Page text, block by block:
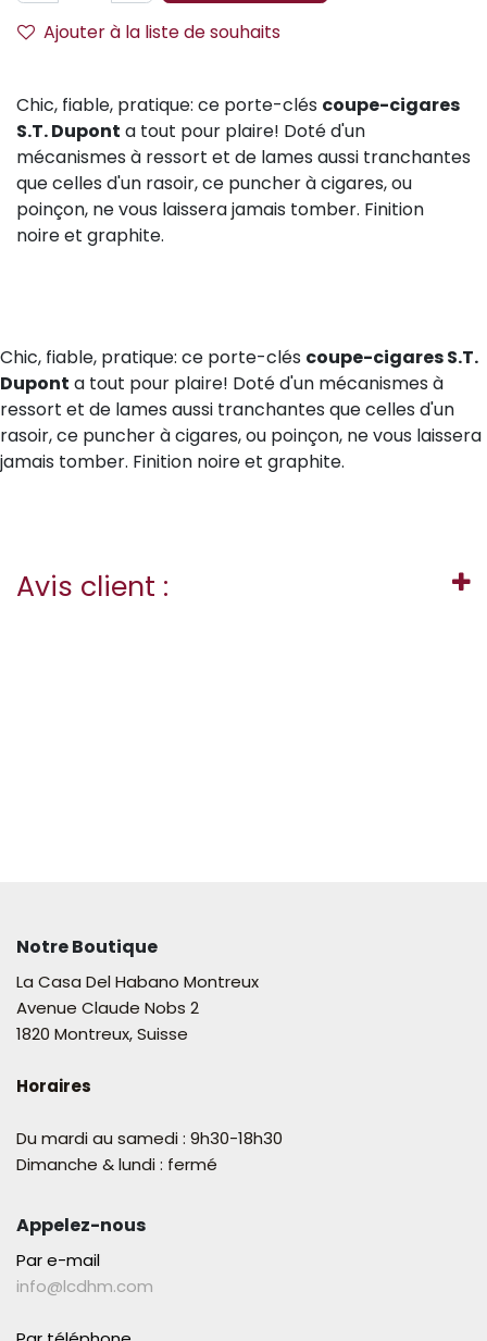
Ajouter à la liste de souhaits
Chic, fiable, pratique: ce porte-clés coupe-cigares
S.T. Dupont a tout pour plaire! Doté d'un
mécanismes à ressort et de lames aussi tranchantes
que celles d'un rasoir, ce puncher à cigares, ou
poinçon, ne vous laissera jamais tomber. Finition
noire et graphite.
Chic, fiable, pratique: ce porte-clés coupe-cigares S.T.
Dupont a tout pour plaire! Doté d'un mécanismes à
ressort et de lames aussi tranchantes que celles d'un
rasoir, ce puncher à cigares, ou poinçon, ne vous laissera
jamais tomber. Finition noire et graphite.
Avis client :
Notre Boutique
La Casa Del Habano Montreux
Avenue Claude Nobs 2
1820 Montreux, Suisse
Horaires
Du mardi au samedi : 9h30-18h30
Dimanche & lundi : fermé
Appelez-nous
Par e-mail
info@lcdhm.com